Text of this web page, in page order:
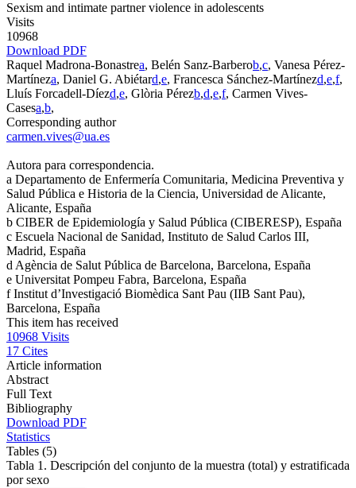
Sexism and intimate partner violence in adolescents
Visits
10968
Download PDF
Raquel Madrona-Bonastrea, Belén Sanz-Barberob,c, Vanesa Pérez-
Martíneza, Daniel G. Abiétard,e, Francesca Sánchez-Martínezd,e,f,
Lluís Forcadell-Díezd,e, Glòria Pérezb,d,e,f, Carmen Vives-
Casesa,b,
Corresponding author
carmen.vives@ua.es
Autora para correspondencia.
a Departamento de Enfermería Comunitaria, Medicina Preventiva y
Salud Pública e Historia de la Ciencia, Universidad de Alicante,
Alicante, España
b CIBER de Epidemiología y Salud Pública (CIBERESP), España
c Escuela Nacional de Sanidad, Instituto de Salud Carlos III,
Madrid, España
d Agència de Salut Pública de Barcelona, Barcelona, España
e Universitat Pompeu Fabra, Barcelona, España
fInstitut d’Investigació Biomèdica Sant Pau (IIB Sant Pau),
Barcelona, España
This item has received
10968 Visits
17 Cites
Article information
Abstract
Full Text
Bibliography
Download PDF
Statistics
Tables (5)
Tabla 1. Descripción del conjunto de la muestra (total) y estratificada
por sexo